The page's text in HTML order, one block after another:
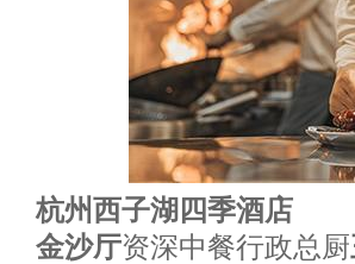
杭州西子湖四季酒店
金沙厅资深中餐行政总厨